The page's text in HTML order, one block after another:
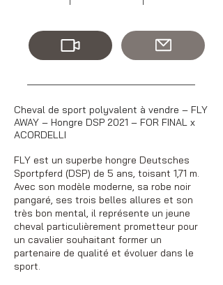
Cheval de sport polyvalent à vendre – FLY
AWAY – Hongre DSP 2021 – FOR FINAL x
ACORDELLI
FLY est un superbe hongre Deutsches
Sportpferd (DSP) de 5 ans, toisant 1,71 m.
Avec son modèle moderne, sa robe noir
pangaré, ses trois belles allures et son
très bon mental, il représente un jeune
cheval particulièrement prometteur pour
un cavalier souhaitant former un
partenaire de qualité et évoluer dans le
sport.